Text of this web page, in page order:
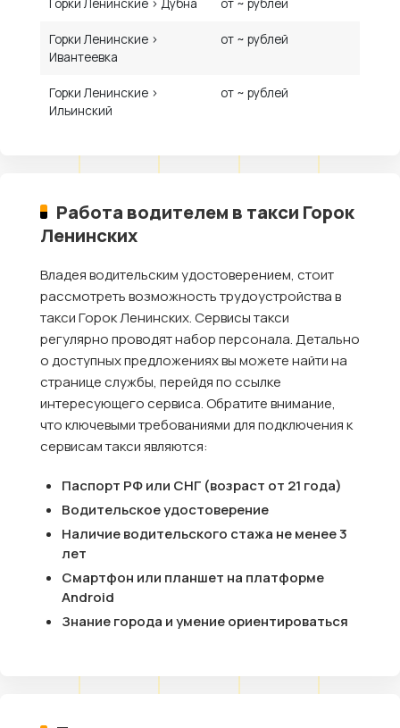
Горки Ленинские › Дубна от ~ рублей
Горки Ленинские ›
Ивантеевка
от ~ рублей
Горки Ленинские ›
Ильинский
от ~ рублей
Работа водителем в такси Горок
Ленинских
Владея водительским удостоверением, стоит
рассмотреть возможность трудоустройства в
такси Горок Ленинских. Сервисы такси
регулярно проводят набор персонала. Детально
о доступных предложениях вы можете найти на
странице службы, перейдя по ссылке
интересующего сервиса. Обратите внимание,
что ключевыми требованиями для подключения к
сервисам такси являются:
Паспорт РФ или СНГ (возраст от 21 года)
Водительское удостоверение
Наличие водительского стажа не менее 3
лет
Смартфон или планшет на платформе
Android
Знание города и умение ориентироваться